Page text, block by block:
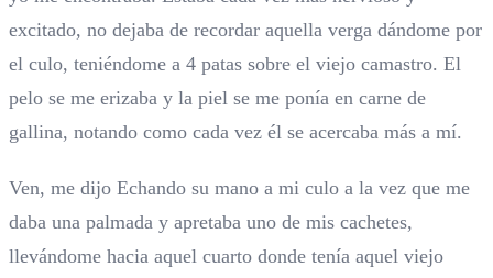
excitado, no dejaba de recordar aquella verga dándome por
el culo, teniéndome a 4 patas sobre el viejo camastro. El
pelo se me erizaba y la piel se me ponía en carne de
gallina, notando como cada vez él se acercaba más a mí.
Ven, me dijo Echando su mano a mi culo a la vez que me
daba una palmada y apretaba uno de mis cachetes,
llevándome hacia aquel cuarto donde tenía aquel viejo